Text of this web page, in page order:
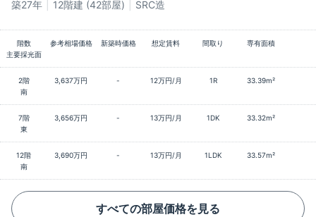
築27年
12階建 (42部屋) SRC造
階数 参考相場価格 新築時価格 想定賃料 間取り
専有面積
主要採光面
2階 3,637万円 - 12万円/月 1R
33.39m²
南
7階 3,656万円 - 13万円/月 1DK
33.32m²
東
12階 3,690万円 - 13万円/月 1LDK
33.57m²
南
すべての部屋価格を見る